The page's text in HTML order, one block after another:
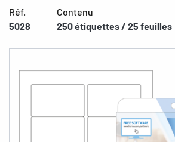
Réf.
5028
Contenu
250 étiquettes / 25 feuilles